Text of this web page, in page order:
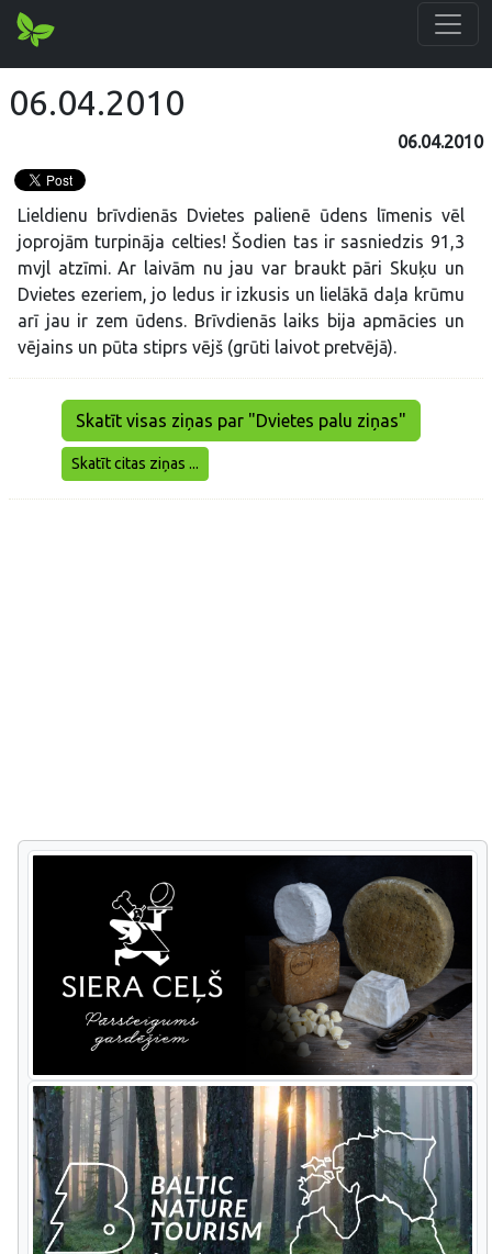
06.04.2010
06.04.2010
Lieldienu brīvdienās Dvietes palienē ūdens līmenis vēl
joprojām turpināja celties! Šodien tas ir sasniedzis 91,3
mvjl atzīmi. Ar laivām nu jau var braukt pāri Skuķu un
Dvietes ezeriem, jo ledus ir izkusis un lielākā daļa krūmu
arī jau ir zem ūdens. Brīvdienās laiks bija apmācies un
vējains un pūta stiprs vējš (grūti laivot pretvējā).
Skatīt visas ziņas par "Dvietes palu ziņas"
Skatīt citas ziņas ...